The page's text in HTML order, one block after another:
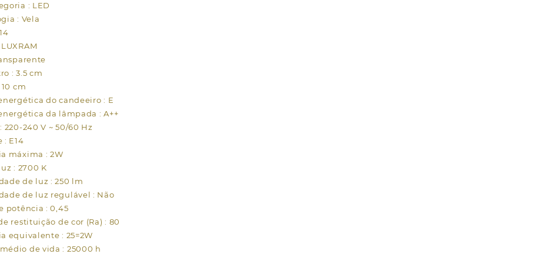
: LED
: Vela
: 3.5 cm
cm
do candeeiro : E
da lâmpada : A++
220-240 V ~ 50/60 Hz
: E14
máxima : 2W
: 2700 K
de luz : 250 lm
de luz regulável : Não
potência : 0,45
restituição de cor (Ra) : 80
equivalente : 25=2W
de vida : 25000 h